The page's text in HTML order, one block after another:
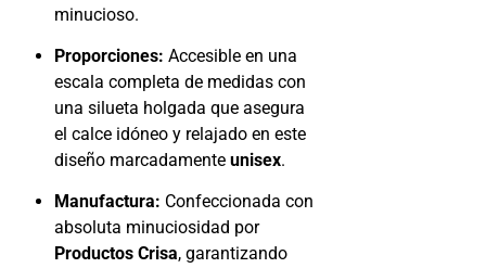
minucioso.
Proporciones: Accesible en una
escala completa de medidas con
una silueta holgada que asegura
el calce idóneo y relajado en este
diseño marcadamente unisex.
Manufactura: Confeccionada con
absoluta minuciosidad por
Productos Crisa, garantizando